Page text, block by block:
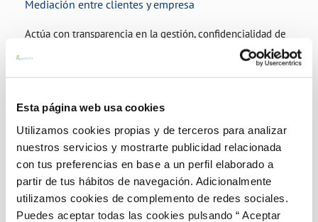
Esta página web usa cookies
Utilizamos cookies propias y de terceros para analizar
nuestros servicios y mostrarte publicidad relacionada
con tus preferencias en base a un perfil elaborado a
partir de tus hábitos de navegación. Adicionalmente
utilizamos cookies de complemento de redes sociales.
Puedes aceptar todas las cookies pulsando “ Aceptar
Mediación entre clientes y empresa
Actúa con transparencia en la gestión, confidencialidad de
la información e independencia respecto a las áreas de